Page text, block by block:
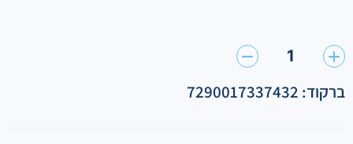
1
ברקוד: 7290017337432